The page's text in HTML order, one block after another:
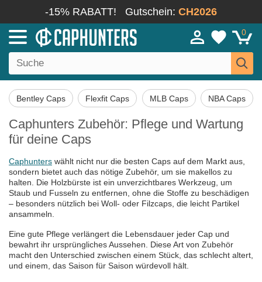
-15% RABATT! Gutschein: CH2026
0
Bentley Caps Flexfit Caps MLB Caps NBA Caps
Caphunters Zubehör: Pflege und Wartung
für deine Caps
Caphunters wählt nicht nur die besten Caps auf dem Markt aus,
sondern bietet auch das nötige Zubehör, um sie makellos zu
halten. Die Holzbürste ist ein unverzichtbares Werkzeug, um
Staub und Fusseln zu entfernen, ohne die Stoffe zu beschädigen
– besonders nützlich bei Woll- oder Filzcaps, die leicht Partikel
ansammeln.
Eine gute Pflege verlängert die Lebensdauer jeder Cap und
bewahrt ihr ursprüngliches Aussehen. Diese Art von Zubehör
macht den Unterschied zwischen einem Stück, das schlecht altert,
und einem, das Saison für Saison würdevoll hält.